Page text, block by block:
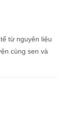
từ nguyên liệu
cùng sen và